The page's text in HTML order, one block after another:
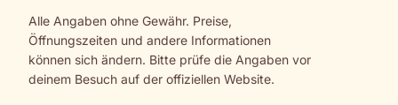
Alle Angaben ohne Gewähr. Preise,
Öffnungszeiten und andere Informationen
können sich ändern. Bitte prüfe die Angaben vor
deinem Besuch auf der offiziellen Website.